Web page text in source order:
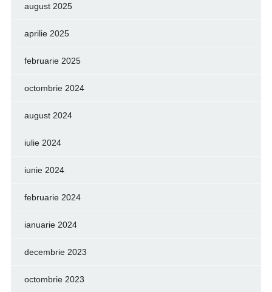
august 2025
aprilie 2025
februarie 2025
octombrie 2024
august 2024
iulie 2024
iunie 2024
februarie 2024
ianuarie 2024
decembrie 2023
octombrie 2023